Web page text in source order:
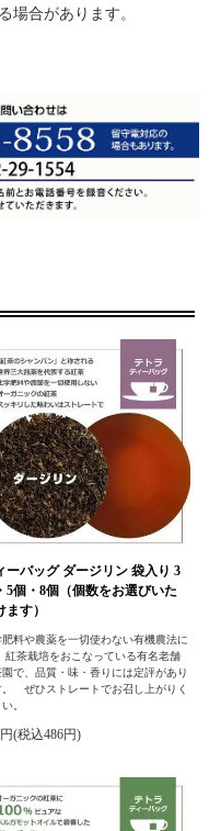
場合があります。
ーバッグ ダージリン 袋入り 3
5個・8個（個数をお選びいた
ます）
肥料や農薬を一切使わない有機農法に
紅茶栽培をおこなっている有名老舗
園で、品質・味・香りには定評があり
。 ぜひストレートでお召し上がりく
。
(税込486円)